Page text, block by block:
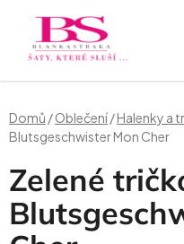
obsah
Domů /Oblečení/Halenky a
Blutsgeschwister Mon Cher
Zelené